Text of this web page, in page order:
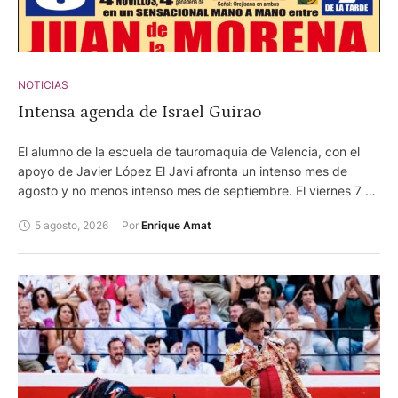
NOTICIAS
Intensa agenda de Israel Guirao
El alumno de la escuela de tauromaquia de Valencia, con el
apoyo de Javier López El Javi afronta un intenso mes de
agosto y no menos intenso mes de septiembre. El viernes 7 de
domingo 9 hará el paseíllo en la localidad jienense de Cortes
Moreno, el Rubio. En Castellar lo hará el,12 agosto, en el
marcodel trofeo Ricardo López.. En esta ocasión, frente
a novillos de Martin Campos mano a mano con Realito, de la
escuela taurina de Camas. El sobresaliente será Daniel Rivas.
El 14 de agosto está anunciado en la feria francesa de Dax y
el 15 de agosto, afronta un doble compromiso. Por la mañana
5 agosto, 2026 Por Enrique Amat